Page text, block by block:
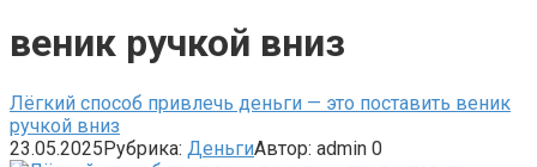
веник ручкой вниз
Лёгкий способ привлечь деньги — это поставить веник
ручкой вниз
23.05.2025Рубрика: ДеньгиАвтор: admin 0